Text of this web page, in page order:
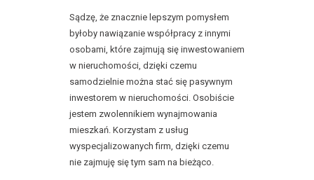
Sądzę, że znacznie lepszym pomysłem
byłoby nawiązanie współpracy z innymi
osobami, które zajmują się inwestowaniem
w nieruchomości, dzięki czemu
samodzielnie można stać się pasywnym
inwestorem w nieruchomości. Osobiście
jestem zwolennikiem wynajmowania
mieszkań. Korzystam z usług
wyspecjalizowanych firm, dzięki czemu
nie zajmuję się tym sam na bieżąco.